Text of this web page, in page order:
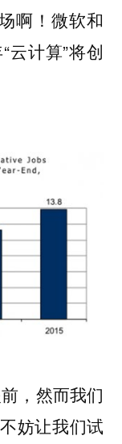
啊！微软和
云计算”将创
，然而我们
妨让我们试